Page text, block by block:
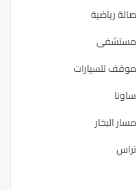
صالة رياضية
مستشفى
موقف للسيارات
ساونا
مسار البخار
تراس